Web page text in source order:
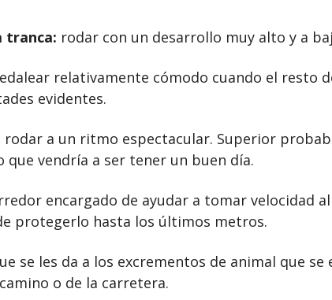
tranca: rodar con un desarrollo muy alto y a
relativamente cómodo cuando el resto
evidentes.
rodar a un ritmo espectacular. Superior
que vendría a ser tener un buen día.
encargado de ayudar a tomar velocidad
protegerlo hasta los últimos metros.
se les da a los excrementos de animal que se
o de la carretera.